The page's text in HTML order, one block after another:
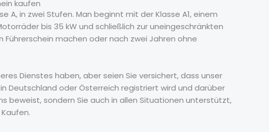
kaufen
A, in zwei Stufen. Man beginnt mit der Klasse A1, einem
bis 35 kW und schließlich zur uneingeschränkten
machen oder nach zwei Jahren ohne
Dienstes haben, aber seien Sie versichert, dass unser
Deutschland oder Österreich registriert wird und darüber
beweist, sondern Sie auch in allen Situationen unterstützt,